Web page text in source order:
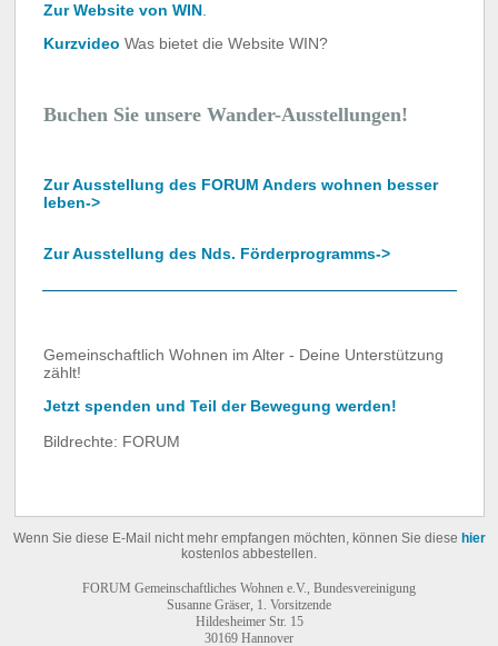
Zur Website von WIN.
Kurzvideo Was bietet die Website WIN?
Buchen Sie unsere Wander-Ausstellungen!
Zur Ausstellung des FORUM Anders wohnen besser
leben->
Zur Ausstellung des Nds. Förderprogramms->
Gemeinschaftlich Wohnen im Alter - Deine Unterstützung
zählt!
Jetzt spenden und Teil der Bewegung werden!
Bildrechte: FORUM
Wenn Sie diese E-Mail nicht mehr empfangen möchten, können Sie diese hier
kostenlos abbestellen.
FORUM Gemeinschaftliches Wohnen e.V., Bundesvereinigung
Susanne Gräser, 1. Vorsitzende
Hildesheimer Str. 15
30169 Hannover